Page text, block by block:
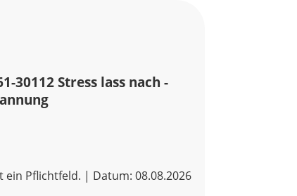
30112 Stress lass nach -
ein Pflichtfeld. | Datum: 08.08.2026